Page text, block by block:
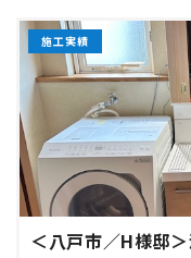
施工実績
＜八戸市／H様邸